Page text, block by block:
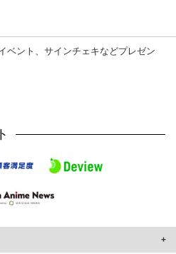
ベント、サインチェキなどプレゼン